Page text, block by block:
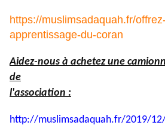
https://muslimsadaquah.fr/
apprentissage-du-coran
Aidez-nous à achetez une
de
l'association :
http://muslimsadaquah.fr/2019/